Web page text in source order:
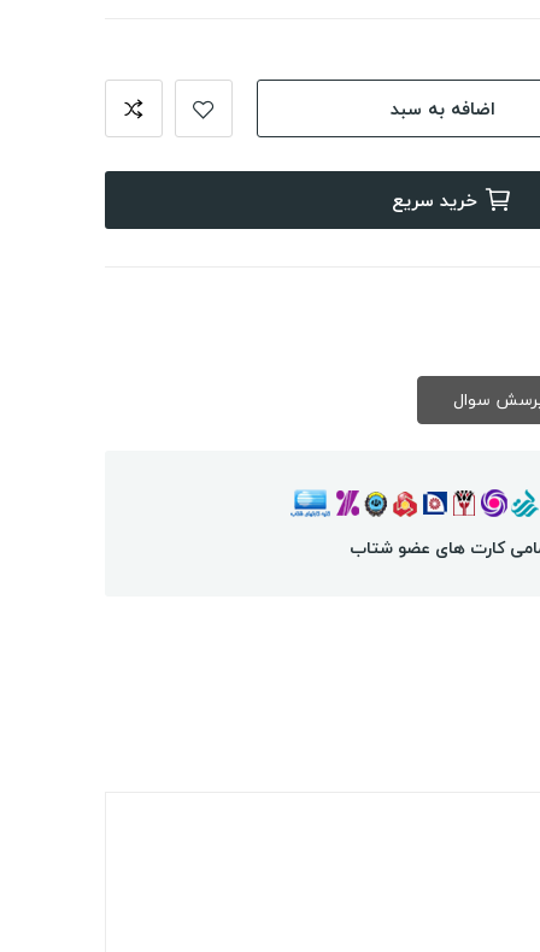
اضافه به سبد
خرید سریع
کارت های عضو شتاب